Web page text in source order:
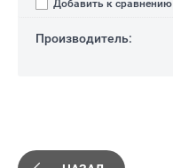
Добавить к сравнению
Производитель: